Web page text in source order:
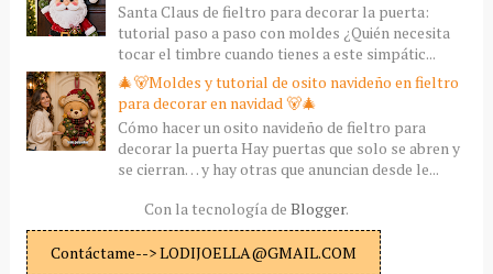
Santa Claus de fieltro para decorar la puerta:
tutorial paso a paso con moldes ¿Quién necesita
tocar el timbre cuando tienes a este simpátic...
🎄🐻Moldes y tutorial de osito navideño en fieltro
para decorar en navidad 🐻🎄
Cómo hacer un osito navideño de fieltro para
decorar la puerta Hay puertas que solo se abren y
se cierran… y hay otras que anuncian desde le...
Con la tecnología de Blogger.
Contáctame--> LODIJOELLA@GMAIL.COM